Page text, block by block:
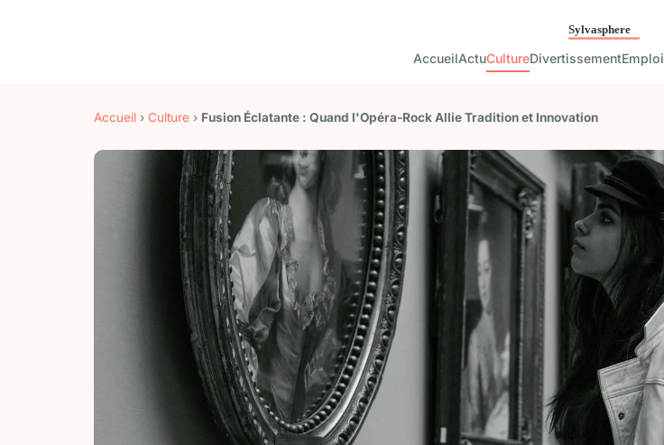
AccueilActuCultureDivertissementEmploi
Accueil › Culture › Fusion Éclatante : Quand l'Opéra-Rock Allie Tradition et Innovation